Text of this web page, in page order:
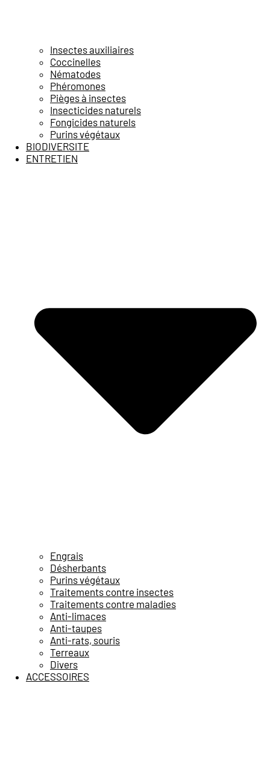
Insectes auxiliaires
Coccinelles
Nématodes
Phéromones
Pièges à insectes
Insecticides naturels
Fongicides naturels
Purins végétaux
BIODIVERSITE
ENTRETIEN
Engrais
Désherbants
Purins végétaux
Traitements contre insectes
Traitements contre maladies
Anti-limaces
Anti-taupes
Anti-rats, souris
Terreaux
Divers
ACCESSOIRES